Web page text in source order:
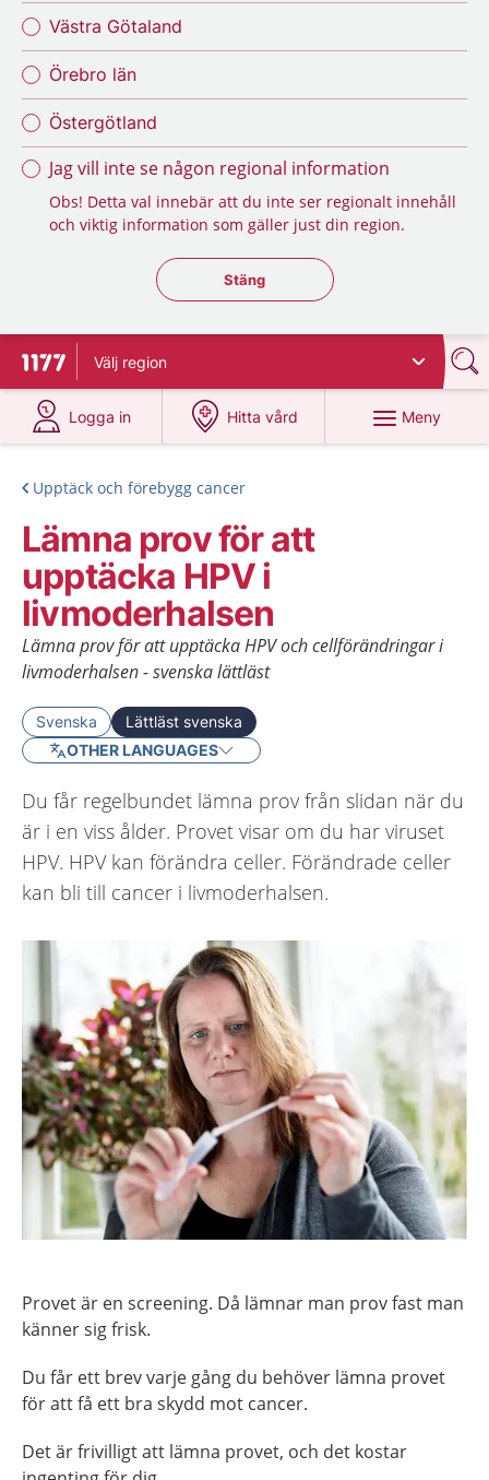
Västra Götaland
Örebro län
Östergötland
Jag vill inte se någon regional information
Obs! Detta val innebär att du inte ser regionalt innehåll
och viktig information som gäller just din region.
Stäng regionsväljaren
Stäng
Till startsidan för 1177
Välj region
Logga in
på 1177.se
Hitta vård
på 1177.se
Meny
Upptäck och förebygg cancer
Lämna prov för att
upptäcka HPV i
livmoderhalsen
Lämna prov för att upptäcka HPV och cellförändringar i
livmoderhalsen - svenska lättläst
Svenska
Lättläst svenska
OTHER LANGUAGES
Du får regelbundet lämna prov från slidan när du
är i en viss ålder. Provet visar om du har viruset
HPV. HPV kan förändra celler. Förändrade celler
kan bli till cancer i livmoderhalsen.
Provet är en screening. Då lämnar man prov fast man
känner sig frisk.
Du får ett brev varje gång du behöver lämna provet
för att få ett bra skydd mot cancer.
Det är frivilligt att lämna provet, och det kostar